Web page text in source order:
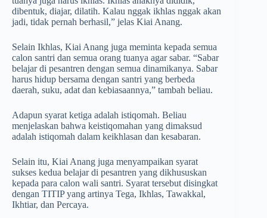
dibentuk, diajar, dilatih. Kalau nggak ikhlas nggak akan
jadi, tidak pernah berhasil,” jelas Kiai Anang.
Selain Ikhlas, Kiai Anang juga meminta kepada semua
calon santri dan semua orang tuanya agar sabar. “Sabar
belajar di pesantren dengan semua dinamikanya. Sabar
harus hidup bersama dengan santri yang berbeda
daerah, suku, adat dan kebiasaannya,” tambah beliau.
Adapun syarat ketiga adalah istiqomah. Beliau
menjelaskan bahwa keistiqomahan yang dimaksud
adalah istiqomah dalam keikhlasan dan kesabaran.
Selain itu, Kiai Anang juga menyampaikan syarat
sukses kedua belajar di pesantren yang dikhususkan
kepada para calon wali santri. Syarat tersebut disingkat
dengan TITIP yang artinya Tega, Ikhlas, Tawakkal,
Ikhtiar, dan Percaya.